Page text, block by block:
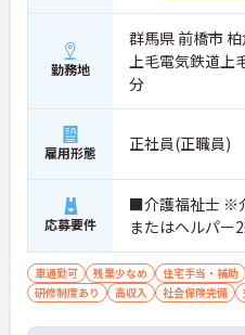
勤務地
群馬県 前橋市
上毛電気鉄道上
分
雇用形態 正社員(正職員)
応募要件
■介護福祉士 ※
またはヘルパー
車通勤可 残業少なめ 住宅手当・補助
研修制度あり
高収入 社会保険完備